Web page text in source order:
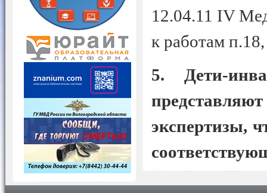
12.04.11 IV
к работам
5. Дети-
экспертизы,